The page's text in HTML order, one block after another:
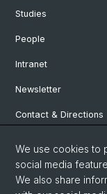
Studies
People
Intranet
Newsletter
Contact & Directions
Social Media
Facebook
We use cookies to
social media
We also share